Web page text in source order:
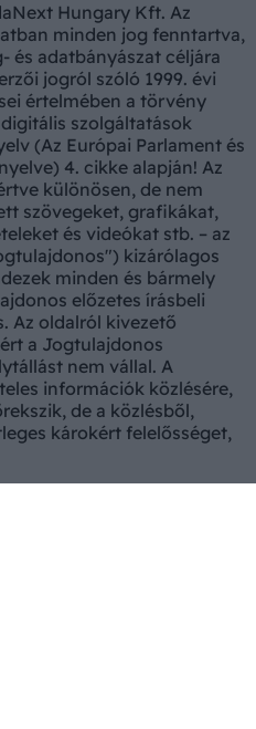
Hungary Kft. Az
minden jog fenntartva,
és adatbányászat céljára
jogról szóló 1999. évi
értelmében a törvény
szolgáltatások
(Az Európai Parlament és
4. cikke alapján! Az
különösen, de nem
szövegeket, grafikákat,
és videókat stb. – az
kizárólagos
minden és bármely
előzetes írásbeli
Az oldalról kivezető
a Jogtulajdonos
nem vállal. A
információk közlésére,
de a közlésből,
károkért felelősséget,